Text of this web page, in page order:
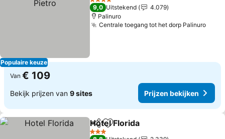
Populaire keuze
4 Sterren
9,0 Uitstekend
4.079
Palinuro
Centrale toegang tot het dorp Palinuro
Van € 109
Bekijk prijzen van 9 sites Prijzen bekijken
DelenToevoegen aan favorieten
Hotel Florida
3 Sterren